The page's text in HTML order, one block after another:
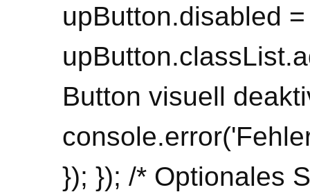
upButton.disabled
Button visuell
}); }); /* Optionales